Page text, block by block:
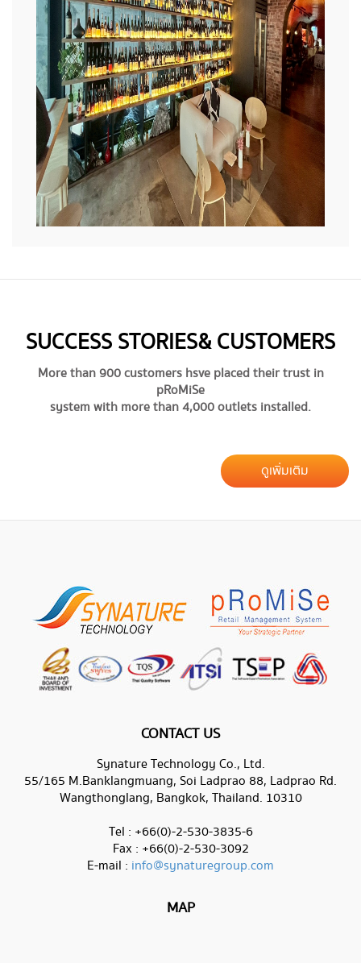
SUCCESS STORIES & CUSTOMERS
More than 900 customers hsve placed their trust in
pRoMiSe
system with more than 4,000 outlets installed.
ดูเพิ่มเติม
CONTACT US
Synature Technology Co., Ltd.
55/165 M.Banklangmuang, Soi Ladprao 88, Ladprao Rd.
Wangthonglang, Bangkok, Thailand. 10310
Tel : +66(0)-2-530-3835-6
Fax : +66(0)-2-530-3092
E-mail : info@synaturegroup.com
MAP